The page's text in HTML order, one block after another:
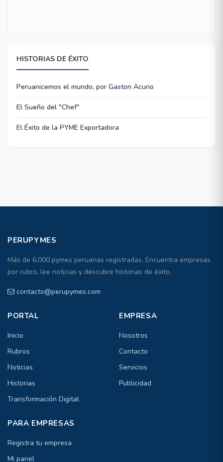
HISTORIAS DE ÉXITO
Peruanicemos el mundo, por Gaston Acurio
El Sueño del "Chef"
El Éxito de la PYME Exportadora
PERUPYMES
Más de 6,000 pymes peruanas registradas. Encuentra empresas
por rubro, lee noticias y descubre historias de éxito.
contacto@perupymes.com
PORTAL
Inicio
Rubros
Noticias
Historias
Transformación Digital
EMPRESA
Nosotros
Contacto
Servicios
Publicidad
PARA EMPRESAS
Registra tu empresa
Mi panel